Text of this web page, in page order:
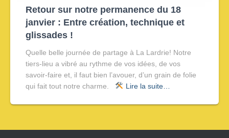
Retour sur notre permanence du 18
janvier : Entre création, technique et
glissades !
Quelle belle journée de partage à La Lardrie! Notre
tiers-lieu a vibré au rythme de vos idées, de vos
savoir-faire et, il faut bien l’avouer, d’un grain de folie
qui fait tout notre charme.
Lire la suite…